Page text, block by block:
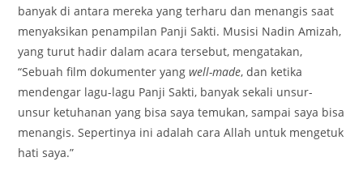
banyak di antara mereka yang terharu dan menangis saat
menyaksikan penampilan Panji Sakti. Musisi Nadin Amizah,
yang turut hadir dalam acara tersebut, mengatakan,
“Sebuah film dokumenter yangwell-made, dan ketika
mendengar lagu-lagu Panji Sakti, banyak sekali unsur-
unsur ketuhanan yang bisa saya temukan, sampai saya bisa
menangis. Sepertinya ini adalah cara Allah untuk mengetuk
hati saya.”